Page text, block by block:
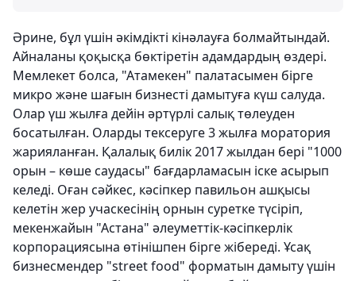
Әрине, бұл үшін әкімдікті кінәлауға болмайтындай.
Айналаны қоқысқа бөктіретін адамдардың өздері.
Мемлекет болса, "Атамекен" палатасымен бірге
микро және шағын бизнесті дамытуға күш салуда.
Олар үш жылға дейін әртүрлі салық төлеуден
босатылған. Оларды тексеруге 3 жылға моратория
жарияланған. Қалалық билік 2017 жылдан бері "1000
орын – көше саудасы" бағдарламасын іске асырып
келеді. Оған сәйкес, кәсіпкер павильон ашқысы
келетін жер учаскесінің орнын суретке түсіріп,
мекенжайын "Астана" әлеуметтік-кәсіпкерлік
корпорациясына өтінішпен бірге жібереді. Ұсақ
бизнесмендер "street food" форматын дамыту үшін